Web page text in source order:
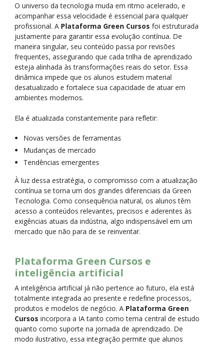
O universo da tecnologia muda em ritmo acelerado, e
acompanhar essa velocidade é essencial para qualquer
profissional. A Plataforma Green Cursos foi estruturada
justamente para garantir essa evolução contínua. De
maneira singular, seu conteúdo passa por revisões
frequentes, assegurando que cada trilha de aprendizado
esteja alinhada às transformações reais do setor. Essa
dinâmica impede que os alunos estudem material
desatualizado e fortalece sua capacidade de atuar em
ambientes modernos.
Ela é atualizada constantemente para refletir:
Novas versões de ferramentas
Mudanças de mercado
Tendências emergentes
À luz dessa estratégia, o compromisso com a atualização
contínua se torna um dos grandes diferenciais da Green
Tecnologia. Como consequência natural, os alunos têm
acesso a conteúdos relevantes, precisos e aderentes às
exigências atuais da indústria, algo indispensável em um
mercado que não para de se reinventar.
Plataforma Green Cursos e
inteligência artificial
A inteligência artificial já não pertence ao futuro, ela está
totalmente integrada ao presente e redefine processos,
produtos e modelos de negócio. A Plataforma Green
Cursos incorpora a IA tanto como tema central de estudo
quanto como suporte na jornada de aprendizado. De
modo ilustrativo, essa integração permite que alunos